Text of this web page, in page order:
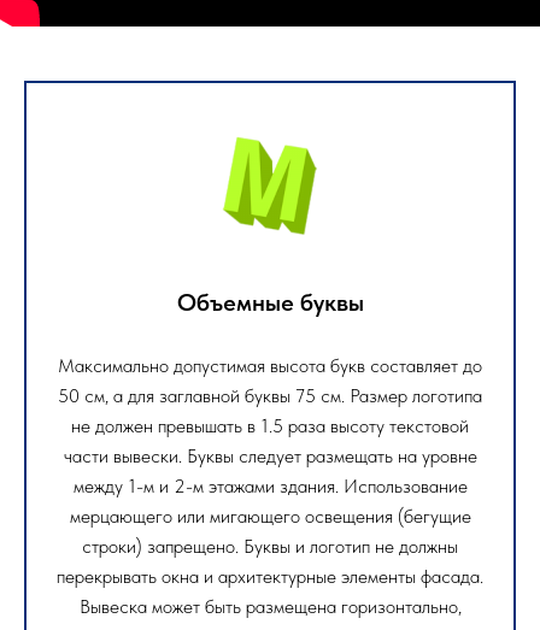
Объемные буквы
Максимально допустимая высота букв составляет до
50 см, а для заглавной буквы 75 см. Размер логотипа
не должен превышать в 1.5 раза высоту текстовой
части вывески. Буквы следует размещать на уровне
между 1-м и 2-м этажами здания. Использование
мерцающего или мигающего освещения (бегущие
строки) запрещено. Буквы и логотип не должны
перекрывать окна и архитектурные элементы фасада.
Вывеска может быть размещена горизонтально,